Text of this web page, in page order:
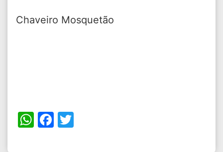
Chaveiro Mosquetão
WhatsApp
Facebook
Twitter